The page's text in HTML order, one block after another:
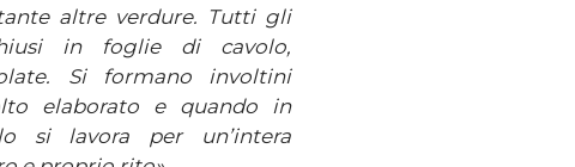
altre verdure. Tutti gli
in foglie di cavolo,
Si formano involtini
elaborato e quando in
si lavora per un’intera